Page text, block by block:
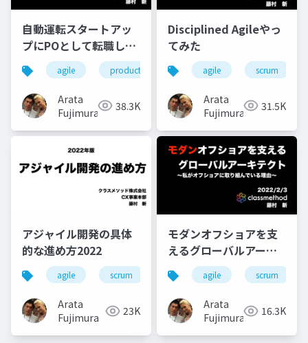
自動運転スタートアッ
プにPOとして転職して
やったこと、わかった
こと、次にやること
agile product owner 自動運転
Arata
Fujimura
38.3K
Disciplined Agileやっ
てみた
agile scrum
Arata
Fujimura
31.5K
アジャイル開発の具体
的な進め方2022
agile scrum vietnam modern-offshore
Arata
Fujimura
23K
モダンオフショアを支
えるグローバルアーキ
テクト 〜私がオフショ
アに取り組んでいる理
由〜
agile scrum
Arata
Fujimura
16.3K